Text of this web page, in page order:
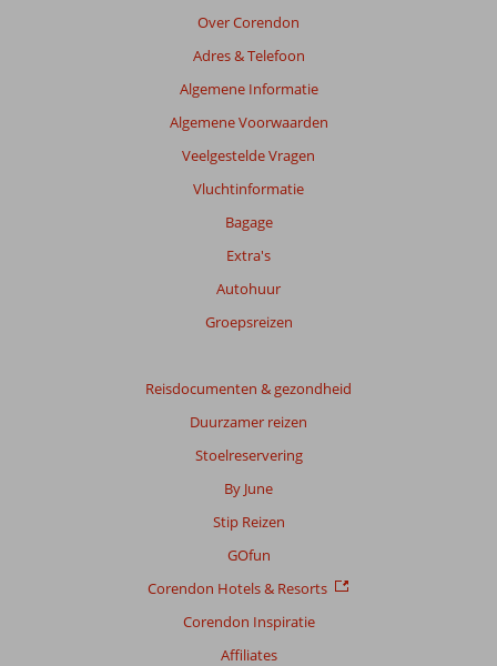
Over Corendon
Adres & Telefoon
Algemene Informatie
Algemene Voorwaarden
Veelgestelde Vragen
Vluchtinformatie
Bagage
Extra's
Autohuur
Groepsreizen
Reisdocumenten & gezondheid
Duurzamer reizen
Stoelreservering
By June
Stip Reizen
GOfun
Corendon Hotels & Resorts
Corendon Inspiratie
Affiliates